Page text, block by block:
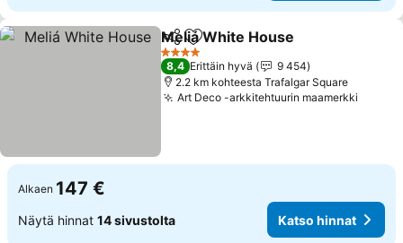
Jaa Lisää suosikkeihin
Meliá White House
4 Tähtiluokitus
8,4 Erittäin hyvä
9 454
2.2 km kohteesta Trafalgar Square
Art Deco -arkkitehtuurin maamerkki
Alkaen 147 €
Näytä hinnat 14 sivustolta Katso hinnat